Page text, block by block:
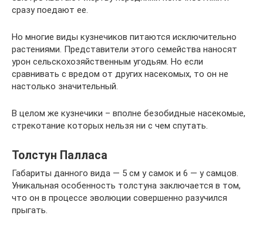
сразу поедают ее.
Но многие виды кузнечиков питаются исключительно
растениями. Представители этого семейства наносят
урон сельскохозяйственным угодьям. Но если
сравнивать с вредом от других насекомых, то он не
настолько значительный.
В целом же кузнечики – вполне безобидные насекомые,
стрекотание которых нельзя ни с чем спутать.
Толстун Палласа
Габариты данного вида — 5 см у самок и 6 — у самцов.
Уникальная особенность толстуна заключается в том,
что он в процессе эволюции совершенно разучился
прыгать.